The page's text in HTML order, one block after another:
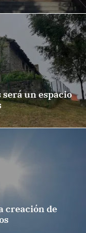
un espacio
creación de